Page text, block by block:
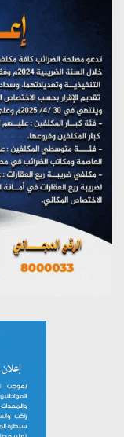
مؤتمر صحفي لمركز
على اليمن
يوليو 27, 2026
تستمعون لبرنامج
يوليو 26, 2026
تستمعون لبرنامج
يوليو 26, 2026